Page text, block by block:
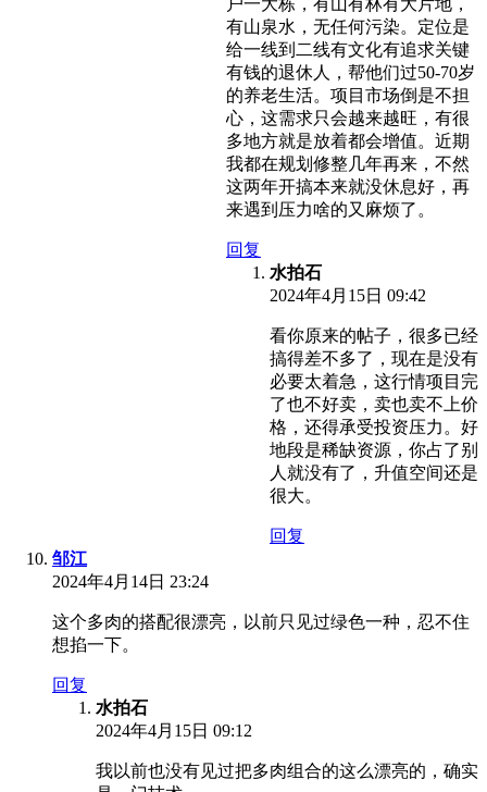
有山泉水，无任何污染。定位是
给一线到二线有文化有追求关键
有钱的退休人，帮他们过50-70岁
的养老生活。项目市场倒是不担
心，这需求只会越来越旺，有很
多地方就是放着都会增值。近期
我都在规划修整几年再来，不然
这两年开搞本来就没休息好，再
来遇到压力啥的又麻烦了。
回复
水拍石
2024年4月15日 09:42
看你原来的帖子，很多已经
搞得差不多了，现在是没有
必要太着急，这行情项目完
了也不好卖，卖也卖不上价
格，还得承受投资压力。好
地段是稀缺资源，你占了别
人就没有了，升值空间还是
很大。
回复
邹江
2024年4月14日 23:24
这个多肉的搭配很漂亮，以前只见过绿色一种，忍不住
想掐一下。
回复
水拍石
2024年4月15日 09:12
我以前也没有见过把多肉组合的这么漂亮的，确实